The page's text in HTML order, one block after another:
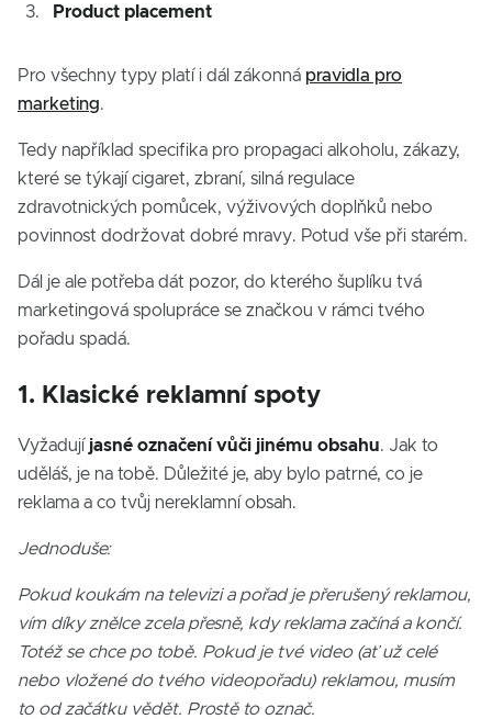
Product placement
Pro všechny typy platí i dál zákonná pravidla pro
marketing.
Tedy například specifika pro propagaci alkoholu, zákazy,
které se týkají cigaret, zbraní, silná regulace
zdravotnických pomůcek, výživových doplňků nebo
povinnost dodržovat dobré mravy. Potud vše při starém.
Dál je ale potřeba dát pozor, do kterého šuplíku tvá
marketingová spolupráce se značkou v rámci tvého
pořadu spadá.
1. Klasické reklamní spoty
Vyžadují jasné označení vůči jinému obsahu. Jak to
uděláš, je na tobě. Důležité je, aby bylo patrné, co je
reklama a co tvůj nereklamní obsah.
Jednoduše:
Pokud koukám na televizi a pořad je přerušený reklamou,
vím díky znělce zcela přesně, kdy reklama začíná a končí.
Totéž se chce po tobě. Pokud je tvé video (ať už celé
nebo vložené do tvého videopořadu) reklamou, musím
to od začátku vědět. Prostě to označ.